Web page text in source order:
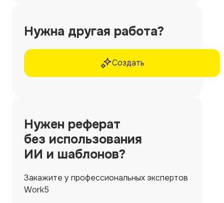
Нужна другая работа?
Создать
Нужен реферат
без использования
ИИ и шаблонов?
Закажите у профессиональных экспертов
Work5